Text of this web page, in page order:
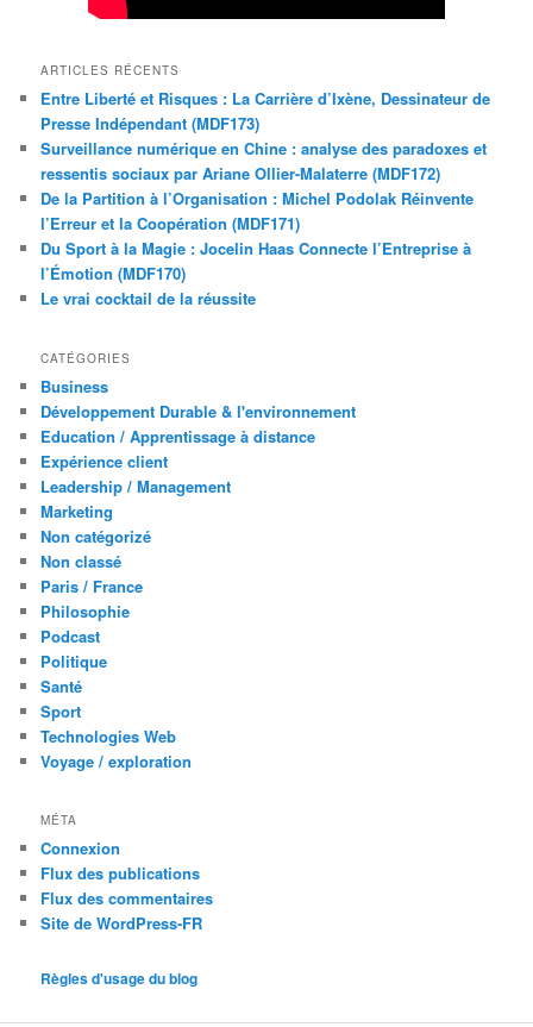
ARTICLES RÉCENTS
Entre Liberté et Risques : La Carrière d’Ixène, Dessinateur de
Presse Indépendant (MDF173)
Surveillance numérique en Chine : analyse des paradoxes et
ressentis sociaux par Ariane Ollier-Malaterre (MDF172)
De la Partition à l’Organisation : Michel Podolak Réinvente
l’Erreur et la Coopération (MDF171)
Du Sport à la Magie : Jocelin Haas Connecte l’Entreprise à
l’Émotion (MDF170)
Le vrai cocktail de la réussite
CATÉGORIES
Business
Développement Durable & l'environnement
Education / Apprentissage à distance
Expérience client
Leadership / Management
Marketing
Non catégorizé
Non classé
Paris / France
Philosophie
Podcast
Politique
Santé
Sport
Technologies Web
Voyage / exploration
MÉTA
Connexion
Flux des publications
Flux des commentaires
Site de WordPress-FR
Règles d'usage du blog